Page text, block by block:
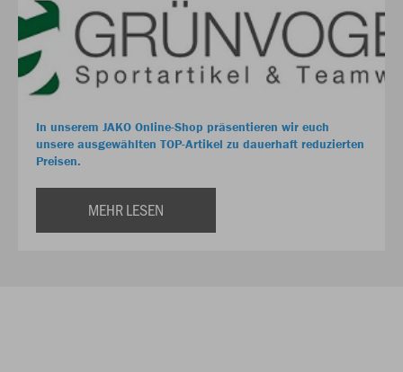
In unserem JAKO Online-Shop präsentieren wir euch
unsere ausgewählten TOP-Artikel zu dauerhaft reduzierten
Preisen.
MEHR LESEN